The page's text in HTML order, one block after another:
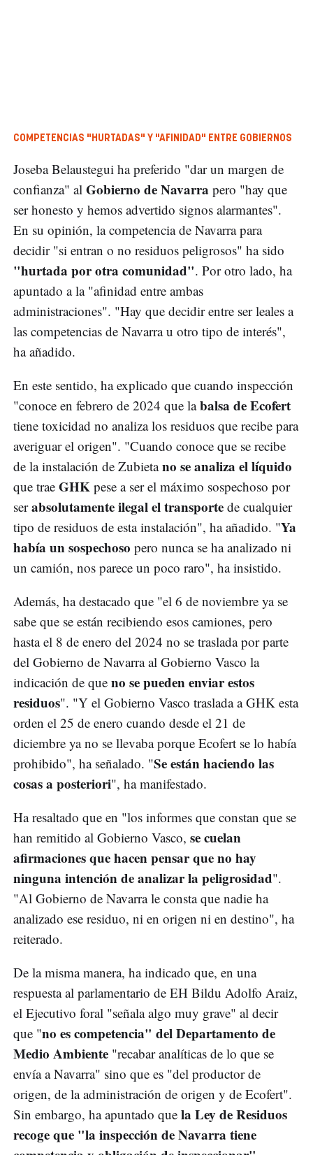
COMPETENCIAS "HURTADAS" Y "AFINIDAD" ENTRE GOBIERNOS
Joseba Belaustegui ha preferido "dar un margen de
confianza" al Gobierno de Navarra pero "hay que
ser honesto y hemos advertido signos alarmantes".
En su opinión, la competencia de Navarra para
decidir "si entran o no residuos peligrosos" ha sido
"hurtada por otra comunidad". Por otro lado, ha
apuntado a la "afinidad entre ambas
administraciones". "Hay que decidir entre ser leales a
las competencias de Navarra u otro tipo de interés",
ha añadido.
En este sentido, ha explicado que cuando inspección
"conoce en febrero de 2024 que labalsa de Ecofert
tiene toxicidad no analiza los residuos que recibe para
averiguar el origen". "Cuando conoce que se recibe
de la instalación de Zubietano se analiza el líquido
que trae GHK pese a ser el máximo sospechoso por
serabsolutamente ilegal el transporte de cualquier
tipo de residuos de esta instalación", ha añadido. "Ya
había un sospechoso pero nunca se ha analizado ni
un camión, nos parece un poco raro", ha insistido.
Además, ha destacado que "el 6 de noviembre ya se
sabe que se están recibiendo esos camiones, pero
hasta el 8 de enero del 2024 no se traslada por parte
del Gobierno de Navarra al Gobierno Vasco la
indicación de que no se pueden enviar estos
residuos". "Y el Gobierno Vasco traslada a GHK esta
orden el 25 de enero cuando desde el 21 de
diciembre ya no se llevaba porque Ecofert se lo había
prohibido", ha señalado. "Se están haciendo las
cosas a posteriori", ha manifestado.
Ha resaltado que en "los informes que constan que se
han remitido al Gobierno Vasco, se cuelan
afirmaciones que hacen pensar que no hay
ninguna intención de analizar la peligrosidad".
"Al Gobierno de Navarra le consta que nadie ha
analizado ese residuo, ni en origen ni en destino", ha
reiterado.
De la misma manera, ha indicado que, en una
respuesta al parlamentario de EH Bildu Adolfo Araiz,
el Ejecutivo foral "señala algo muy grave" al decir
que "no es competencia" del Departamento de
Medio Ambiente "recabar analíticas de lo que se
envía a Navarra" sino que es "del productor de
origen, de la administración de origen y de Ecofert".
Sin embargo, ha apuntado que la Ley de Residuos
recoge que "la inspección de Navarra tiene